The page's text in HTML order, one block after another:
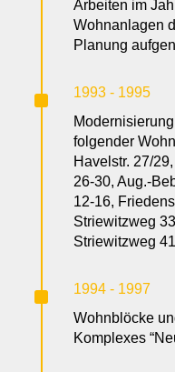
Arbeiten im
Wohnanlagen
Planung
^
1993 - 1995
folgender
Havelstr. 27/
26-30, Aug.-
12-16,
Striewitzweg
Striewitzweg
^
1994 - 1997
Wohnblöcke
Komplexes